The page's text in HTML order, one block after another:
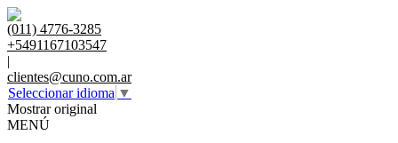
(011) 4776-3285
+5491167103547
|
clientes@cuno.com.ar
Seleccionar idioma ▼
Mostrar original
MENÚ